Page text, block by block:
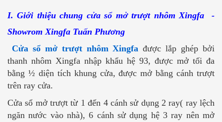
I. Giới thiệu chung cửa sổ mở trượt nhôm Xingfa -
Showrom Xingfa Tuấn Phương
Cửa sổ mở trượt nhôm Xingfa được lắp ghép bởi
thanh nhôm Xingfa nhập khẩu hệ 93, được mở tối đa
bằng ½ diện tích khung cửa, được mở bằng cánh trượt
trên ray cửa.
Cửa sổ mở trượt từ 1 đến 4 cánh sử dụng 2 ray( ray lệch
ngăn nước vào nhà), 6 cánh sử dụng hệ 3 ray nên mở